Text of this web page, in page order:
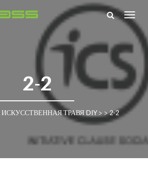
2-2
ИСКУССТВЕННАЯ ТРАВЯ DIY> >2-2